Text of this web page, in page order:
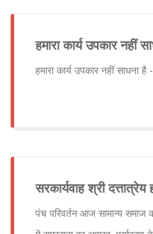
हमारा कार्य उपकार नहीं
हमारा कार्य उपकार नहीं साधना
सरकार्यवाह श्री दत्तात्रेय
पंच परिवर्तन आज सामान्य समाज